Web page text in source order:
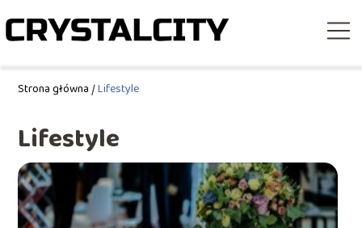
Strona główna/Lifestyle
Lifestyle